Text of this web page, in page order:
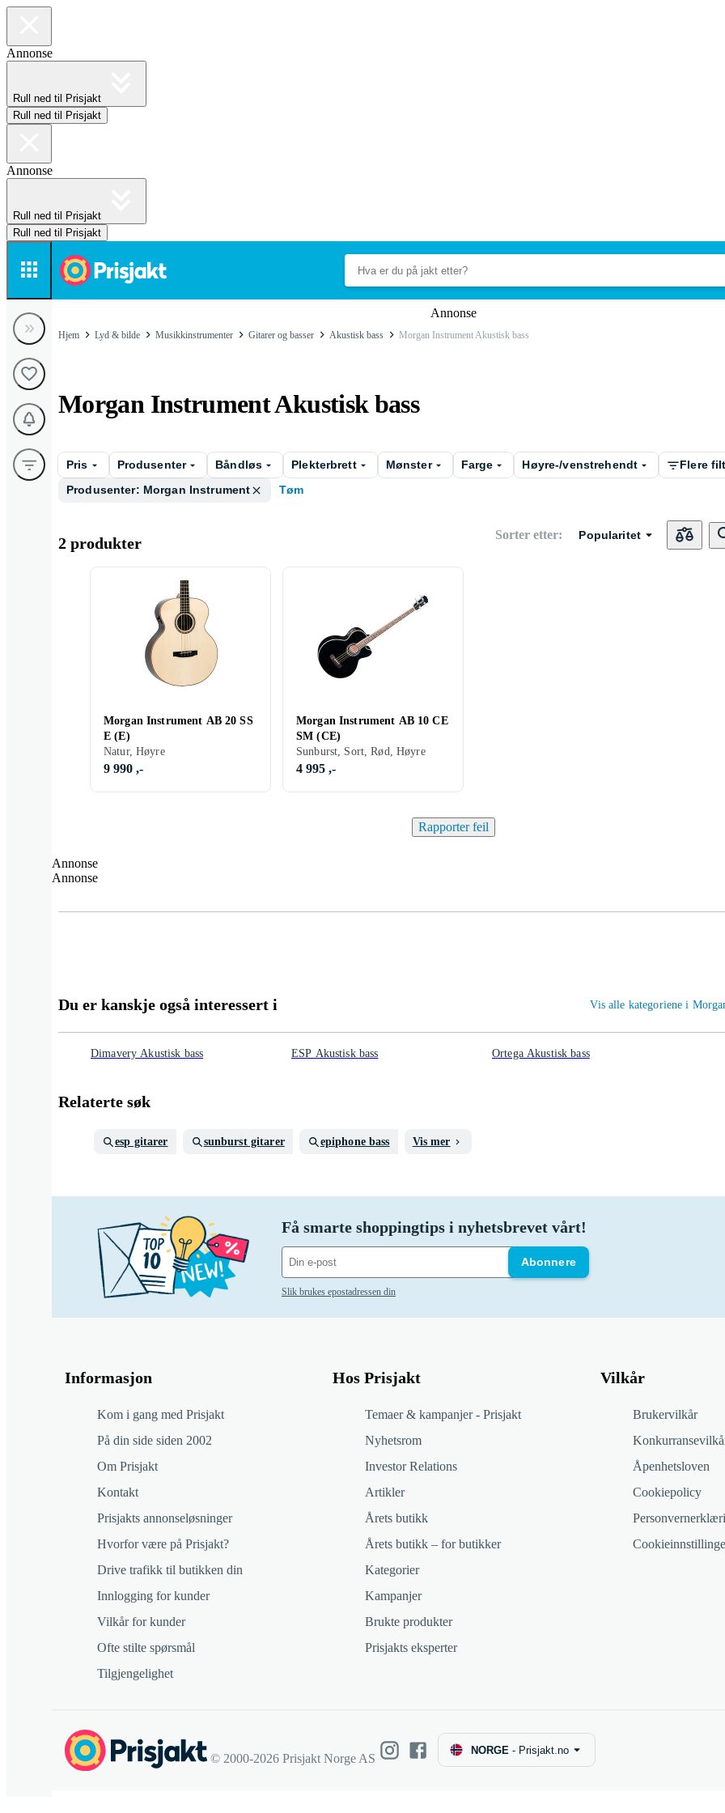
Annonse
Rull ned til Prisjakt
Rull ned til Prisjakt
Annonse
Rull ned til Prisjakt
Rull ned til Prisjakt
Annonse
Hjem Lyd & bilde Musikkinstrumenter Gitarer og basser Akustisk bass Morgan Instrument Akustisk bass
Morgan Instrument Akustisk bass
Pris Produsenter Båndløs Plekterbrett Mønster Farge Høyre-/venstrehendt
Flere
Produsenter: Morgan Instrument
Tøm
2 produkter Sorter etter: Popularitet
Morgan Instrument AB 20 SS
E (E)
Natur, Høyre
9 990 ,-
Morgan Instrument AB 10 CE
SM (CE)
Sunburst, Sort, Rød, Høyre
4 995 ,-
Rapporter feil
Annonse
Annonse
Du er kanskje også interessert i Vis alle kategoriene i
Dimavery Akustisk bass ESP Akustisk bass Ortega Akustisk bass
Relaterte søk
esp gitarer sunburst gitarer epiphone bass Vis mer
Få smarte shoppingtips i nyhetsbrevet vårt!
Abonnere
Slik brukes epostadressen din
Informasjon
Kom i gang med Prisjakt
På din side siden 2002
Om Prisjakt
Kontakt
Prisjakts annonseløsninger
Hvorfor være på Prisjakt?
Drive trafikk til butikken din
Innlogging for kunder
Vilkår for kunder
Ofte stilte spørsmål
Tilgjengelighet
Hos Prisjakt
Temaer & kampanjer - Prisjakt
Nyhetsrom
Investor Relations
Artikler
Årets butikk
Årets butikk – for butikker
Kategorier
Kampanjer
Brukte produkter
Prisjakts eksperter
Vilkår
Brukervilkår
Åpenhetsloven
Cookiepolicy
© 2000-2026 Prisjakt Norge AS
NORGE - Prisjakt.no